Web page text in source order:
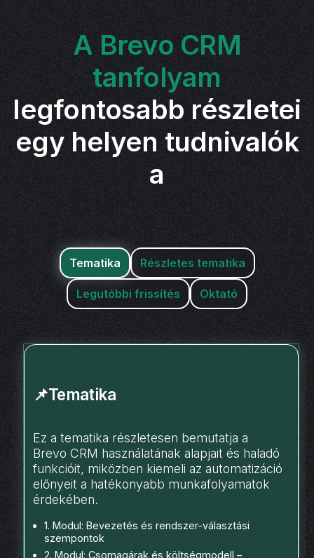
A Brevo CRM
tanfolyam
legfontosabb részletei
egy helyen tudnivalók
a
Tematika Részletes tematika
Legutóbbi frissítés Oktató
📌Tematika
Ez a tematika részletesen bemutatja a
Brevo CRM használatának alapjait és haladó
funkcióit, miközben kiemeli az automatizáció
előnyeit a hatékonyabb munkafolyamatok
érdekében.
1. Modul: Bevezetés és rendszer-választási
szempontok
2. Modul: Csomagárak és költségmodell –